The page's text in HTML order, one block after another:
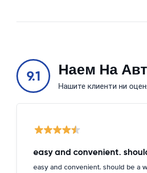
9.1 Наем На
Нашите клиенти ни
easy and convenient.
easy and convenient. should be a